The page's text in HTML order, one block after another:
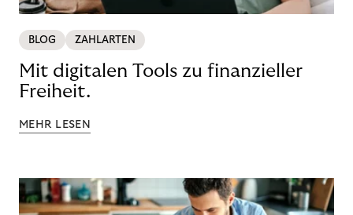
BLOG ZAHLARTEN
Mit digitalen Tools zu finanzieller
Freiheit.
MEHR LESEN